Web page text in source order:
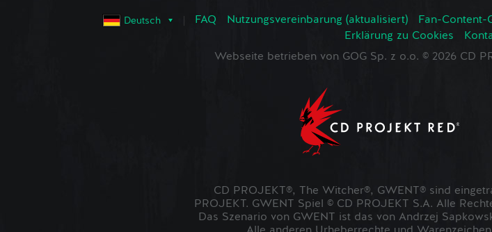
Deutsch FAQ Nutzungsvereinbarung (aktualisiert) Fan-Content-
Erklärung zu Cookies
Webseite betrieben von GOG Sp. z o.o. © 2026 CD
CD PROJEKT®, The Witcher®, GWENT® sind
PROJEKT. GWENT Spiel © CD PROJEKT S.A. Alle
Das Szenario von GWENT ist das von Andrzej